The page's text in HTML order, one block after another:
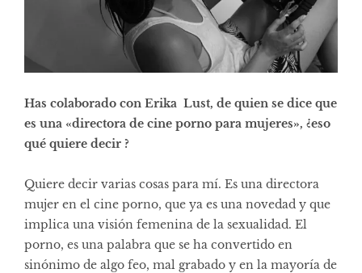
Has colaborado con Erika Lust, de quien se dice que
es una «directora de cine porno para mujeres», ¿eso
qué quiere decir ?
Quiere decir varias cosas para mí. Es una directora
mujer en el cine porno, que ya es una novedad y que
implica una visión femenina de la sexualidad. El
porno, es una palabra que se ha convertido en
sinónimo de algo feo, mal grabado y en la mayoría de